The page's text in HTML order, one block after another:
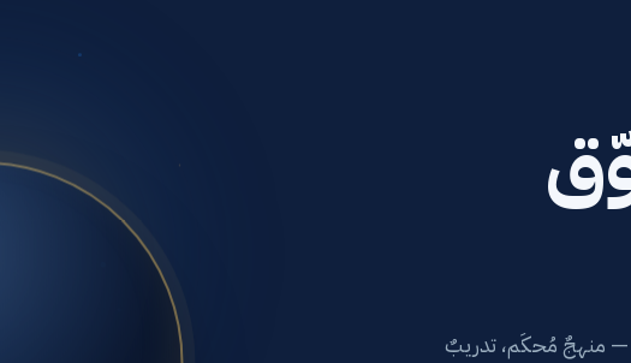
— منهجٌ مُحكَم، تدريبٌ